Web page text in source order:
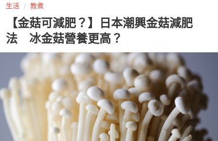
生活 教煮
【金菇可減肥？】日本潮興金菇減肥
法 冰金菇營養更高？